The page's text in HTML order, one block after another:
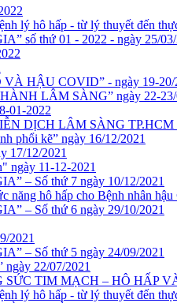
lý hô hấp - từ lý thuyết đến
số thứ 01 - 2022 - ngày 25/
HẬU COVID” - ngày 19-20/
LÂM SÀNG” ngày 22-23/
01-2022
LÂM SÀNG TP.HCM
phổi kẽ” ngày 16/12/2021
17/12/2021
ngày 11-12-2021
– Số thứ 7 ngày 10/12/2021
năng hô hấp cho Bệnh nhân
– Số thứ 6 ngày 29/10/2021
2021
– Số thứ 5 ngày 24/09/2021
22/07/2021
SỨC TIM MẠCH – HÔ HẤP
lý hô hấp - từ lý thuyết đến